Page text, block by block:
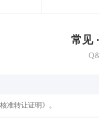
常见 ·
准转让证明》。